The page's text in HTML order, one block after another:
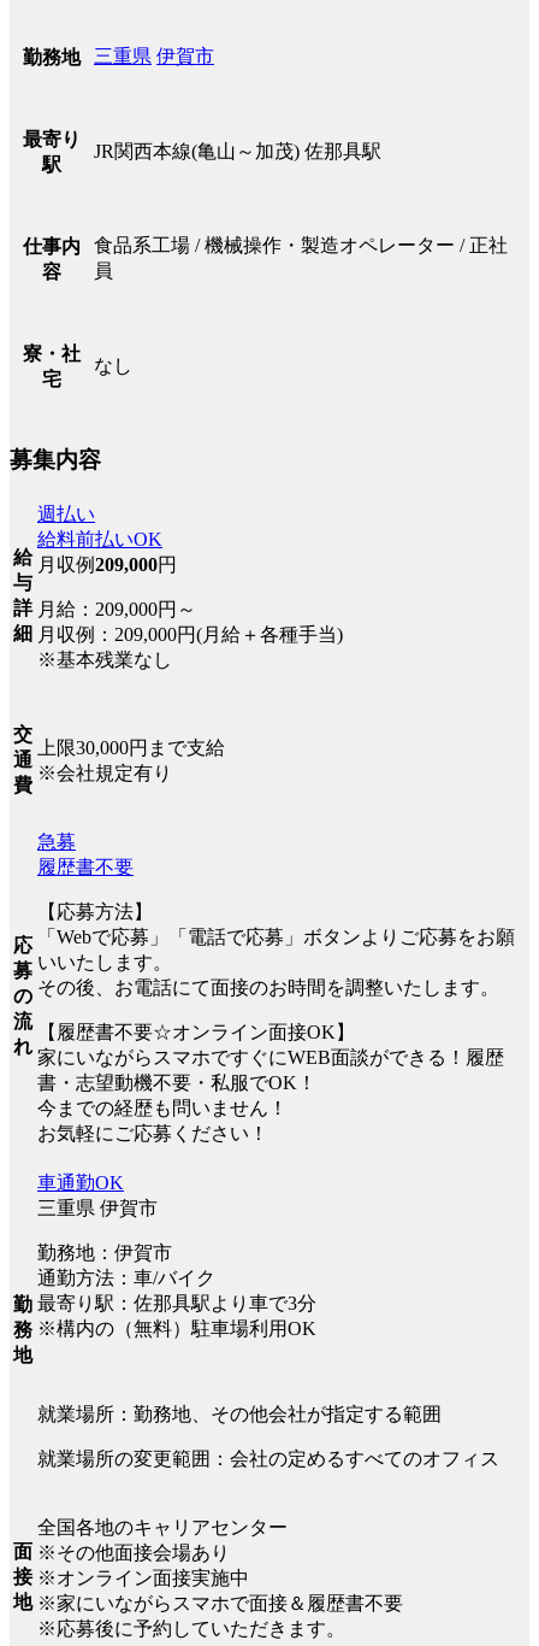
勤務地 三重県 伊賀市
最寄り
駅
JR関西本線(亀山～加茂) 佐那具駅
仕事内
容
食品系工場 / 機械操作・製造オペレーター / 正社
員
寮・社
宅
なし
募集内容
給
与
詳
細
週払い
給料前払いOK
月収例209,000円
月給：209,000円～
月収例：209,000円(月給＋各種手当)
※基本残業なし
交
通
費
上限30,000円まで支給
※会社規定有り
応
募
の
流
れ
急募
履歴書不要
【応募方法】
「Webで応募」「電話で応募」ボタンよりご応募をお願
いいたします。
その後、お電話にて面接のお時間を調整いたします。
【履歴書不要☆オンライン面接OK】
家にいながらスマホですぐにWEB面談ができる！履歴
書・志望動機不要・私服でOK！
今までの経歴も問いません！
お気軽にご応募ください！
勤
務
地
車通勤OK
三重県 伊賀市
勤務地：伊賀市
通勤方法：車/バイク
最寄り駅：佐那具駅より車で3分
※構内の（無料）駐車場利用OK
就業場所：勤務地、その他会社が指定する範囲
就業場所の変更範囲：会社の定めるすべてのオフィス
面
接
地
全国各地のキャリアセンター
※その他面接会場あり
※オンライン面接実施中
※家にいながらスマホで面接＆履歴書不要
※応募後に予約していただきます。